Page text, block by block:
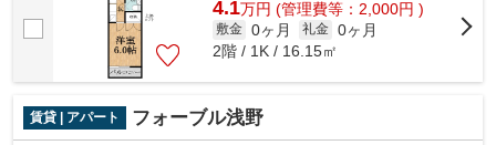
4.1万円 (管理費等：2,000円 )
敷金 0ヶ月 礼金 0ヶ月
2階 / 1K / 16.15㎡
賃貸 | アパート フォーブル浅野